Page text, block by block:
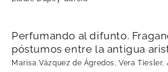
Perfumando al difunto.
póstumos entre la antigua
Marisa Vázquez de Ágredos, Vera